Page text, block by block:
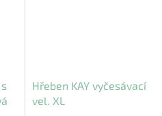
Hřeben KAY vyčesávací
vel. XL